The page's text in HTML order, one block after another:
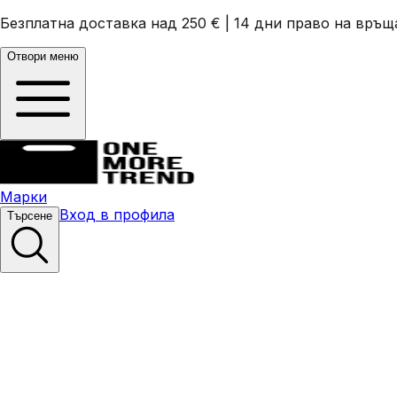
Безплатна доставка над 250 € 14 дни право на
Отвори меню
Марки
Търсене Вход в профила